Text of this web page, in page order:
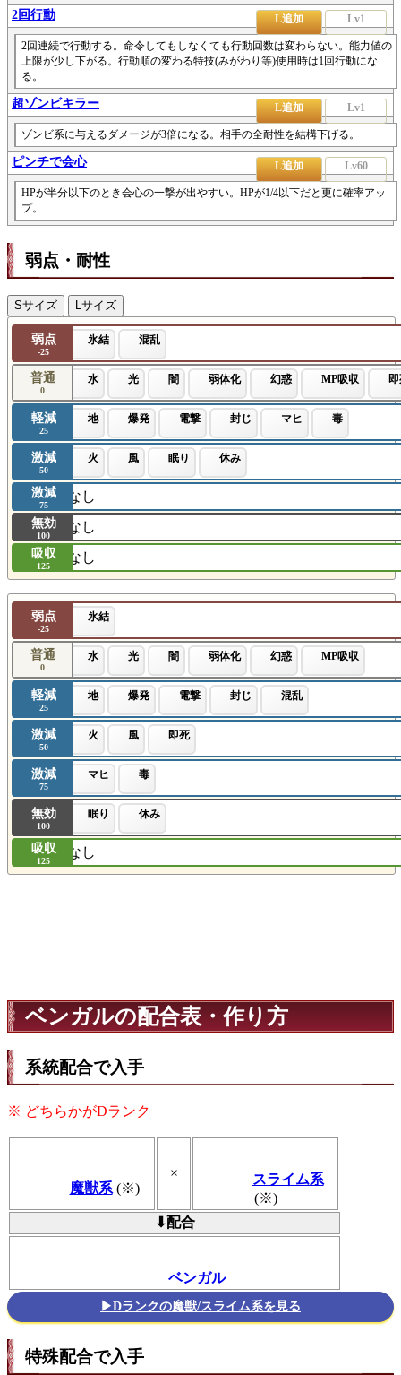
2回行動 L追加 Lv1
2回連続で行動する。命令してもしなくても行動回数は変わらない。能力値の
上限が少し下がる。行動順の変わる特技(みがわり等)使用時は1回行動にな
る。
超ゾンビキラー L追加 Lv1
ゾンビ系に与えるダメージが3倍になる。相手の全耐性を結構下げる。
ピンチで会心 L追加 Lv60
HPが半分以下のとき会心の一撃が出やすい。HPが1/4以下だと更に確率アッ
プ。
弱点・耐性
Sサイズ Lサイズ
弱点
-25
氷結 混乱
普通
0
水 光 闇 弱体化 幻惑 MP吸収
軽減
25
地 爆発 電撃 封じ マヒ 毒
激減
50
火 風 眠り 休み
激減
75
なし
無効
100
なし
吸収
125
なし
弱点
-25
氷結
普通
0
水 光 闇 弱体化 幻惑 MP吸収
軽減
25
地 爆発 電撃 封じ 混乱
激減
50
火 風 即死
激減
75
マヒ 毒
無効
100
眠り 休み
吸収
125
なし
ベンガルの配合表・作り方
系統配合で入手
※ どちらかがDランク
魔獣系(※)
×
スライム系
(※)
⬇配合
ベンガル
▶Dランクの魔獣/スライム系を見る
特殊配合で入手